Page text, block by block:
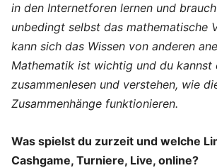
in den Internetforen lernen und
unbedingt selbst das mathematische
kann sich das Wissen von anderen
Mathematik ist wichtig und du kannst
zusammenlesen und verstehen, wie
Zusammenhänge funktionieren.
Was spielst du zurzeit und welche
Cashgame, Turniere, Live, online?